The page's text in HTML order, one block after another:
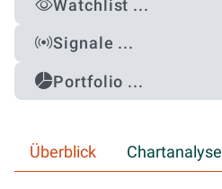
Watchlist ...
Signale ...
Portfolio ...
Überblick Chartanalyse